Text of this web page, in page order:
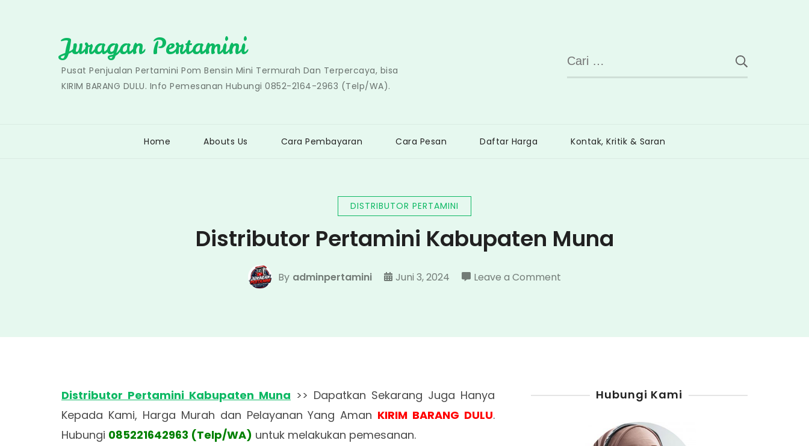
Juragan Pertamini
Pusat Penjualan Pertamini Pom Bensin Mini Termurah Dan Terpercaya, bisa
KIRIM BARANG DULU. Info Pemesanan Hubungi 0852-2164-2963 (Telp/WA).
Cari
untuk:
Home Abouts Us Cara Pembayaran Cara Pesan Daftar Harga Kontak, Kritik & Saran
DISTRIBUTOR PERTAMINI
Distributor Pertamini Kabupaten Muna
By adminpertamini Juni 3, 2024 Leave a Comment
Distributor Pertamini Kabupaten Muna >> Dapatkan Sekarang Juga Hanya
Kepada Kami, Harga Murah dan Pelayanan Yang Aman KIRIM BARANG DULU.
Hubungi 085221642963 (Telp/WA) untuk melakukan pemesanan.
Hubungi Kami